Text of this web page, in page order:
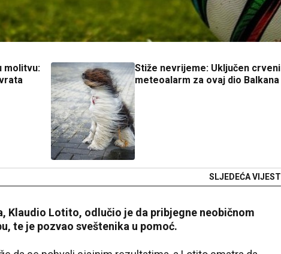
molitvu:
Stiže nevrijeme: Uključen crveni
meteoalarm za ovaj dio Balkana
SLJEDEĆA VIJEST
Klaudio Lotito, odlučio je da pribjegne neobičnom
te je pozvao sveštenika u pomoć.